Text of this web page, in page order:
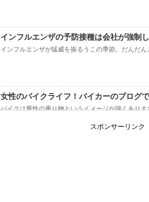
インフルエンザの予防接種は会社が強制
インフルエンザが猛威を振るうこの季節。だんだ
女性のバイクライフ！バイカーのブログ
バイクは男性の乗り物というイメージが強くあり
スポンサーリンク